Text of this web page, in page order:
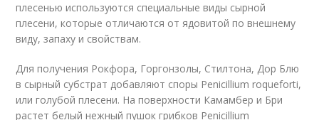
плесенью используются специальные виды сырной
плесени, которые отличаются от ядовитой по внешнему
виду, запаху и свойствам.
Для получения Рокфора, Горгонзолы, Стилтона, Дор Блю
в сырный субстрат добавляют споры Penicillium roqueforti,
или голубой плесени. На поверхности Камамбер и Бри
растет белый нежный пушок грибков Penicillium